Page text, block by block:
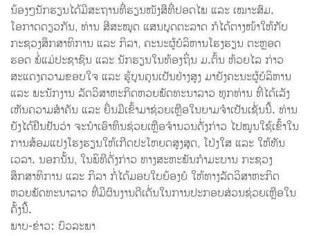
ນ້ອງໆນັກຮຽນໄດ້ມີສະຖານທີ່ຮຽນໜັງສືທີ່ປອດໄພ ແລະ ເໝາະສົມ.
ໂອກາດດຽວກັນ, ທ່ານ ສີສະໝຸດ ແສນບຸດຕະລາດ ກໍໄດ້ຕາງໜ້າໃຫ້ກັບ
ກະຊວງສຶກສາທິການ ແລະ ກິລາ, ຄະນະຜູ້ບໍລິຫານໂຮງຮຽນ ຕະຫຼອດ
ຮອດ ພໍ່ແມ່ປະຊາຊົນ ແລະ ນັກຮຽນໃນທ້ອງຖິ່ນ ມ.ຕົ້ນ ຫ້ວຍໄລ ກ່າວ
ສະແດງຄວາມຂອບໃຈ ແລະ ຮູ້ບຸນຄຸນເປັນຢ່າງສູງ ມາຍັງຄະນະຜູ້ບໍລິຫານ
ແລະ ພະນັກງານ ລັດວິສາຫະກິດຫວຍພັດທະນາລາວ ທຸກທ່ານ ທີ່ໄດ້ເລັງ
ເຫັນຄວາມສຳຄັນ ແລະ ຍື່ນມືເຂົ້າມາຊ່ວຍເຫຼືອໃນຍາມຈຳເປັນເຊັ່ນນີ້. ທ່ານ
ຍັງໄດ້ຢືນຢັນວ່າ ຈະນຳເອົາທຶນຊ່ວຍເຫຼືອຈຳນວນດັ່ງກ່າວ ໄປໝູນໃຊ້ເຂົ້າໃນ
ການສ້ອມແປງໂຮງຮຽນໃຫ້ເກີດປະໂຫຍດສູງສຸດ, ໂປ່ງໃສ ແລະ ໃຫ້ທັນ
ເວລາ. ນອກນັ້ນ, ໃນພິທີດັ່ງກ່າວ ທາງສະຫະພັນກຳມະບານ ກະຊວງ
ສຶກສາທິການ ແລະ ກິລາ ກໍ່ໄດ້ມອບໃບຍ້ອງຍໍ ໃຫ້ທາງລັດວິສາຫະກິດ
ຫວຍພັດທະນາລາວ ທີ່ມີຜົນງານດີເດັ່ນໃນການປະກອບສ່ວນຊ່ວຍເຫຼືອໃນ
ຄັ້ງນີ້.
ພາບ-ຂ່າວ: ບົວລະພາ